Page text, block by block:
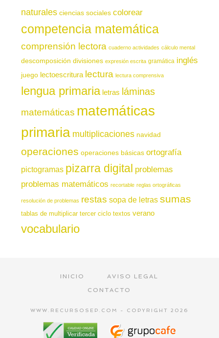
naturales ciencias sociales colorear
competencia matemática
comprensión lectora cuaderno actividades cálculo mental
descomposición divisiones expresión escrita gramática inglés
juego lectoescritura lectura lectura comprensiva
lengua primaria letras láminas
matemáticas matemáticas
primaria multiplicaciones navidad
operaciones operaciones básicas ortografía
pictogramas pizarra digital problemas
problemas matemáticos recortable reglas ortográficas
resolución de problemas restas sopa de letras sumas
tablas de multiplicar tercer ciclo textos verano
vocabulario
INICIO
AVISO LEGAL
CONTACTO
WWW.RECURSOSEP.COM - COPYRIGHT 2026